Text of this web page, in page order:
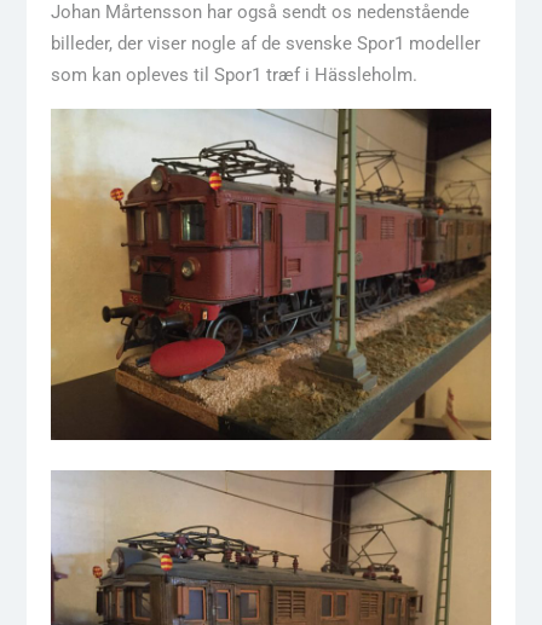
Johan Mårtensson har også sendt os nedenstående
billeder, der viser nogle af de svenske Spor1 modeller
som kan opleves til Spor1 træf i Hässleholm.